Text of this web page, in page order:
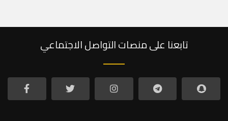
تابعنا على منصات التواصل الاجتماعي